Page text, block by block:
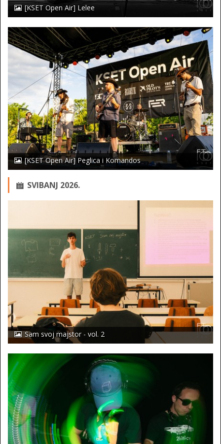
[KSET Open Air] Lelee
[KSET Open Air] Peglica i Komandos
SVIBANJ 2026.
Sam svoj majstor - vol. 2